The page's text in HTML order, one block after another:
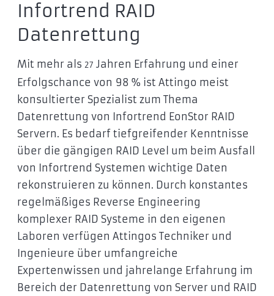
Infortrend RAID
Datenrettung
Mit mehr als 27 Jahren Erfahrung und einer
Erfolgschance von 98 % ist Attingo meist
konsultierter Spezialist zum Thema
Datenrettung von Infortrend EonStor RAID
Servern. Es bedarf tiefgreifender Kenntnisse
über die gängigen RAID Level um beim Ausfall
von Infortrend Systemen wichtige Daten
rekonstruieren zu können. Durch konstantes
regelmäßiges Reverse Engineering
komplexer RAID Systeme in den eigenen
Laboren verfügen Attingos Techniker und
Ingenieure über umfangreiche
Expertenwissen und jahrelange Erfahrung im
Bereich der Datenrettung von Server und RAID